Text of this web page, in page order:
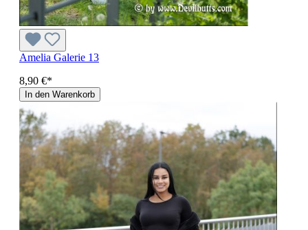
Amelia Galerie 13
8,90 €*
In den Warenkorb